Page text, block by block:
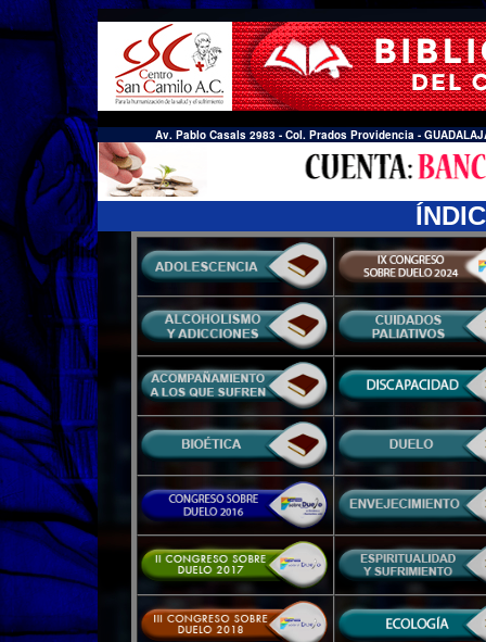
Av. Pablo Casals 2983 - Col. Prados Providencia -